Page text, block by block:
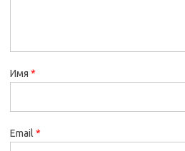
Имя *
Email *